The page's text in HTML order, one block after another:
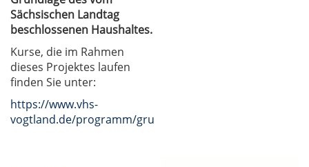
Sächsischen Landtag
beschlossenen Haushaltes.
Kurse, die im Rahmen
dieses Projektes laufen
finden Sie unter:
https://www.vhs-
vogtland.de/programm/grundbildung/#inhalt